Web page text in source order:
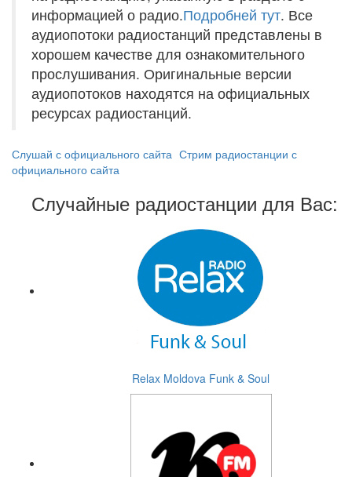
информацией о радио.Подробней тут. Все
аудиопотоки радиостанций представлены в
хорошем качестве для ознакомительного
прослушивания. Оригинальные версии
аудиопотоков находятся на официальных
ресурсах радиостанций.
Слушай с официального сайта Стрим радиостанции с
официального сайта
Случайные радиостанции для Вас:
Relax Moldova Funk & Soul